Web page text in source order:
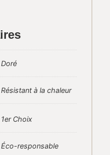
Doré
Résistant à la chaleur
1er Choix
Éco-responsable